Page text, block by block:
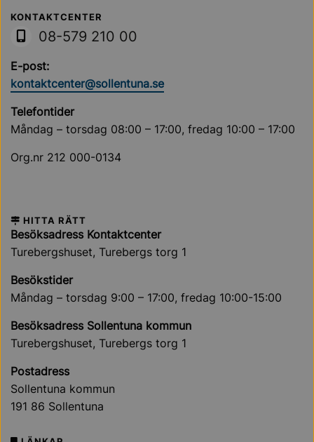
Sollentuna Kommun
KONTAKTCENTER
08-579 210 00
E-post:
kontaktcenter@sollentuna.se
Telefontider
Måndag – torsdag 08:00 – 17:00, fredag 10:00 – 17:00
Org.nr 212 000-0134
HITTA RÄTT
Besöksadress Kontaktcenter
Turebergshuset, Turebergs torg 1
Besökstider
Måndag – torsdag 9:00 – 17:00, fredag 10:00-15:00
Besöksadress Sollentuna kommun
Turebergshuset, Turebergs torg 1
Postadress
Sollentuna kommun
191 86 Sollentuna